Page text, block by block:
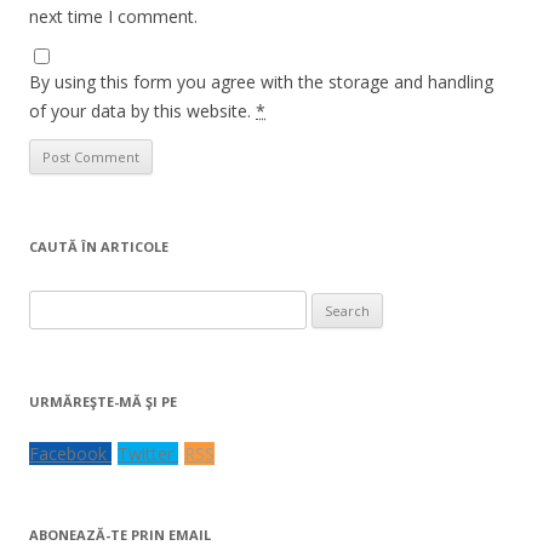
next time I comment.
By using this form you agree with the storage and handling
of your data by this website. *
CAUTĂ ÎN ARTICOLE
for:
URMĂREŞTE-MĂ ŞI PE
Facebook Twitter RSS
ABONEAZĂ-TE PRIN EMAIL